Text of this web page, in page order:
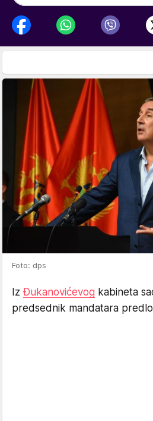
Foto: dps
IzĐukanovićevog kabineta
predsednik mandatara